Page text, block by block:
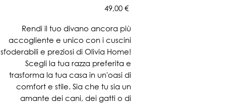
49,00 €Prezzo
Rendi il tuo divano ancora più
accogliente e unico con i cuscini
sfoderabili e preziosi di Olivia Home!
Scegli la tua razza preferita e
trasforma la tua casa in un'oasi di
comfort e stile. Sia che tu sia un
amante dei cani, dei gatti o di